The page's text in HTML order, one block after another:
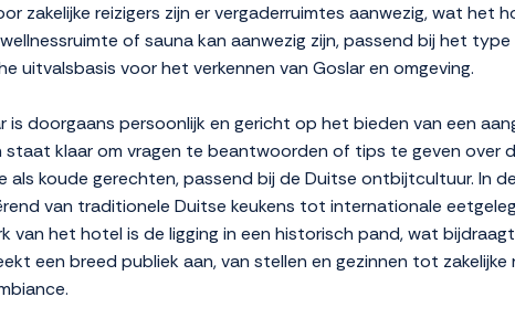
zakelijke reizigers zijn er vergaderruimtes aanwezig, wat het
wellnessruimte of sauna kan aanwezig zijn, passend bij het
uitvalsbasis voor het verkennen van Goslar en omgeving.
is doorgaans persoonlijk en gericht op het bieden van een
staat klaar om vragen te beantwoorden of tips te geven
koude gerechten, passend bij de Duitse ontbijtcultuur. In
van traditionele Duitse keukens tot internationale
van het hotel is de ligging in een historisch pand, wat
een breed publiek aan, van stellen en gezinnen tot